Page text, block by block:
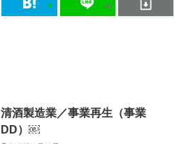
清酒製造業／事業再生（事業
DD）￼